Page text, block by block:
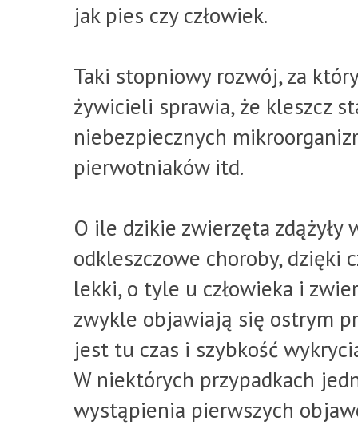
jak pies czy człowiek.
Taki stopniowy rozwój, za
żywicieli sprawia, że kleszcz
niebezpiecznych
pierwotniaków itd.
O ile dzikie zwierzęta zdążyły
odkleszczowe choroby, dzięki
lekki, o tyle u człowieka i
zwykle objawiają się ostrym
jest tu czas i szybkość
W niektórych przypadkach
wystąpienia pierwszych